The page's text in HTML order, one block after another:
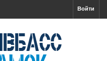
Войти